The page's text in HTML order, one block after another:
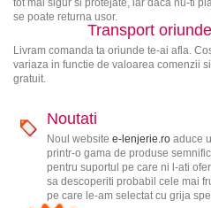
tot mai sigur si protejate, iar daca nu-ti
se poate returna usor.
Transport oriunde
Livram comanda ta oriunde te-ai afla.
variaza in functie de valoarea comenzii
gratuit.
Noutati
Noul website e-lenjerie.roaduce
printr-o gama de produse
pentru suportul pe care ni l-ati
sa descoperiti probabil cele mai
pe care le-am selectat cu grija